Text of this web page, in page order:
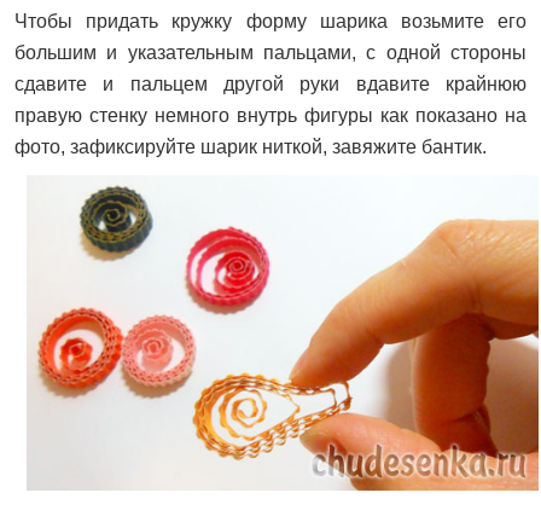
Чтобы придать кружку форму шарика возьмите его
большим и указательным пальцами, с одной стороны
сдавите и пальцем другой руки вдавите крайнюю
правую стенку немного внутрь фигуры как показано на
фото, зафиксируйте шарик ниткой, завяжите бантик.